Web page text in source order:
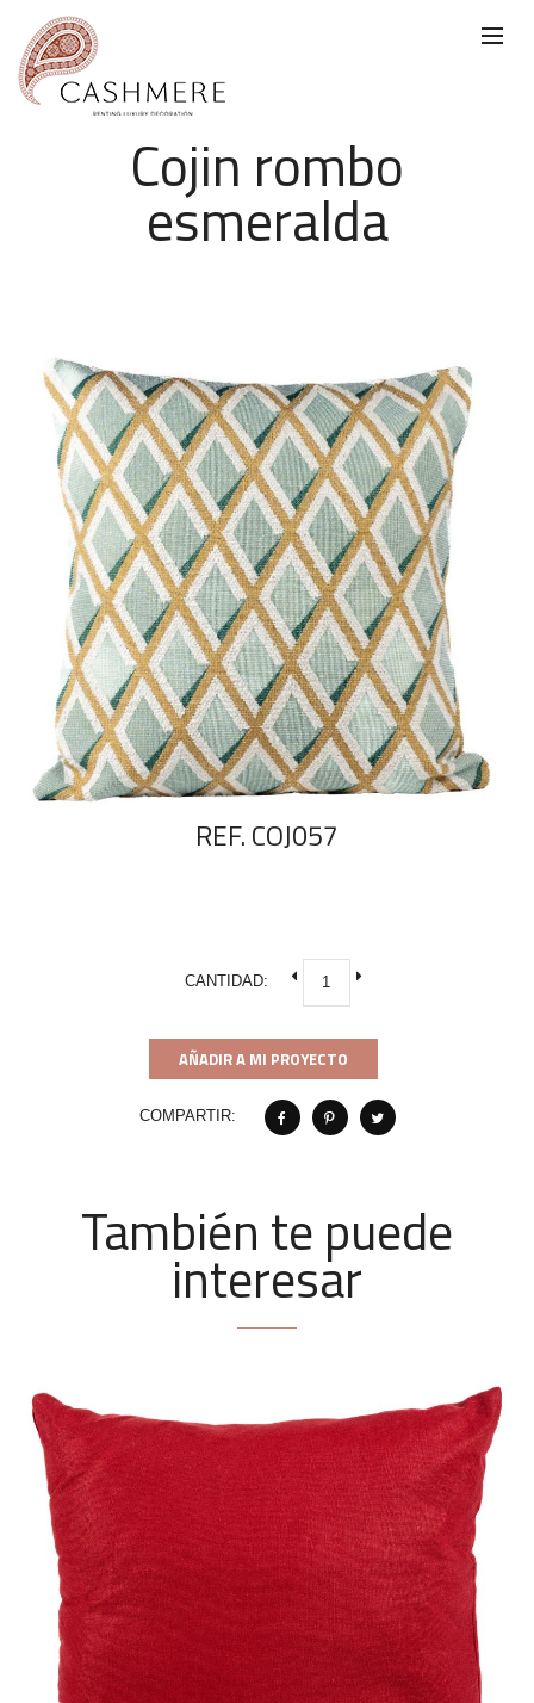
Cojin rombo
esmeralda
REF. COJ057
CANTIDAD:
AÑADIR A MI PROYECTO
COMPARTIR:
También te puede
interesar